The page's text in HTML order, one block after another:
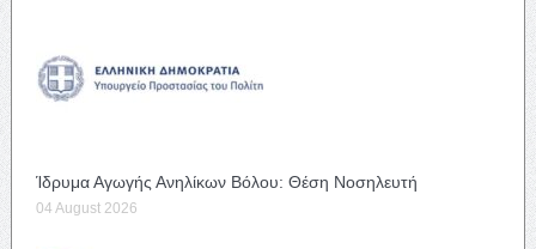
Ίδρυμα Αγωγής Ανηλίκων Βόλου: Θέση Νοσηλευτή
04 August 2026